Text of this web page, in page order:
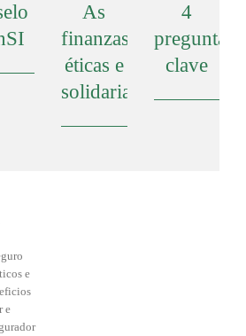
As
finanzas
éticas e
solidarias
4
preguntas
clave
e
e